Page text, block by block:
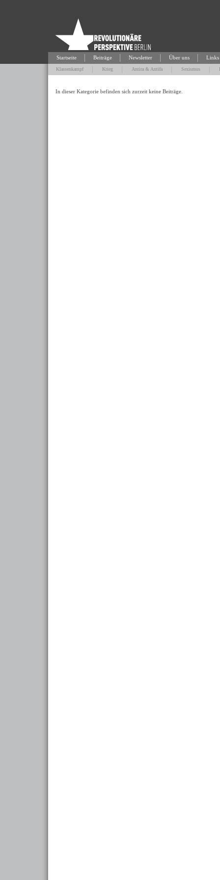
Startseite Beiträge Newsletter Über uns Links
Klassenkampf Krieg Antira & Antifa Sexismus
In dieser Kategorie befinden sich zurzeit keine Beiträge.